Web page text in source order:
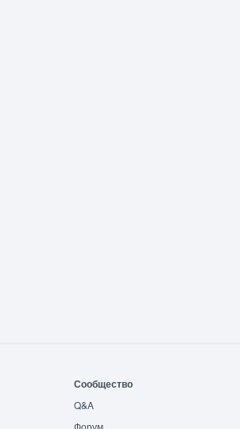
Сообщество
Q&A